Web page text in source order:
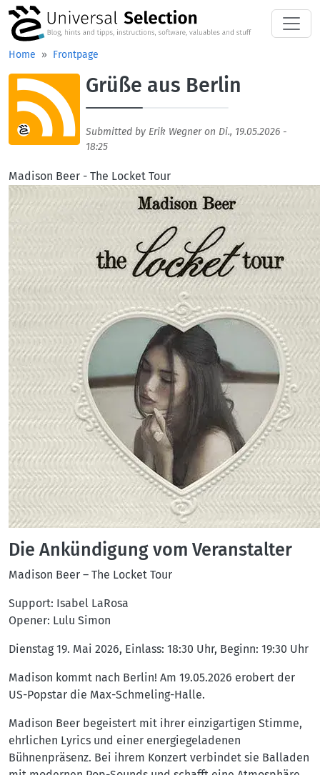
Skip to main content
Home Frontpage
Grüße aus Berlin
Aufmacherbild
Submitted by Erik Wegneron Di., 19.05.2026 -
18:25
Madison Beer - The Locket Tour
Die Ankündigung vom Veranstalter
Madison Beer – The Locket Tour
Support: Isabel LaRosa
Opener: Lulu Simon
Dienstag 19. Mai 2026, Einlass: 18:30 Uhr, Beginn: 19:30 Uhr
Madison kommt nach Berlin! Am 19.05.2026 erobert der
US-Popstar die Max-Schmeling-Halle.
Madison Beer begeistert mit ihrer einzigartigen Stimme,
ehrlichen Lyrics und einer energiegeladenen
Bühnenpräsenz. Bei ihrem Konzert verbindet sie Balladen